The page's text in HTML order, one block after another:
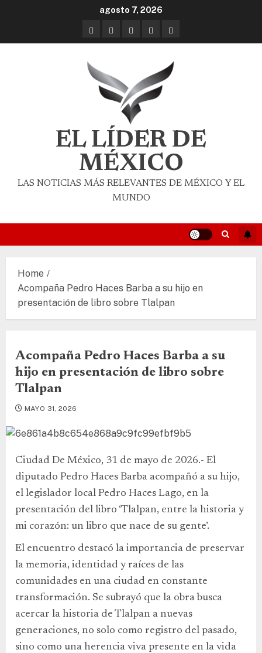
agosto 7, 2026
EL LÍDER DE
MÉXICO
LAS NOTICIAS MÁS RELEVANTES DE MÉXICO Y EL
MUNDO
Home
Acompaña Pedro Haces Barba a su hijo en
presentación de libro sobre Tlalpan
Acompaña Pedro Haces Barba a su
hijo en presentación de libro sobre
Tlalpan
MAYO 31, 2026
Ciudad De México, 31 de mayo de 2026.- El
diputado Pedro Haces Barba acompañó a su hijo,
el legislador local Pedro Haces Lago, en la
presentación del libro ‘Tlalpan, entre la historia y
mi corazón: un libro que nace de su gente’.
El encuentro destacó la importancia de preservar
la memoria, identidad y raíces de las
comunidades en una ciudad en constante
transformación. Se subrayó que la obra busca
acercar la historia de Tlalpan a nuevas
generaciones, no solo como registro del pasado,
sino como una herencia viva presente en la vida